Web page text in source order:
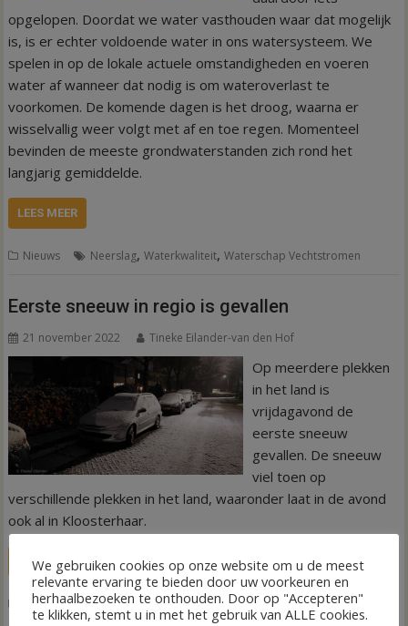
opgelopen. Doordat we water vasthouden waar dat mogelijk
is, is er echter voldoende water in ons watersysteem. We
spelen in op de lokale actuele omstandigheden en voeren
water af wanneer dat nodig is om wateroverlast te
voorkomen. De komende dagen is het droog, waarna er
wisselvallig weer volgt met af en toe regen. Momenteel
bevinden de meeste grondwaterstanden zich rond het
langjarig gemiddelde.
LEES MEER
Nieuws Neerslag,Waterkwaliteit,Waterschap Vechtstromen
Eerste sneeuw in regio is gevallen
21 november 2022 Tineke Eilander-van den Hof
Op meerdere plekken
in het land is
vrijdagavond de
eerste sneeuw
gevallen. De sneeuw
viel toen op
verschillende plekken in het land, waaronder laat in de avond
ook al in Kloosterhaar.
LEES MEER
Nieuws Natte sneeuw,Neerslag,Sneeuw ,Winter
We gebruiken cookies op onze website om u de meest
relevante ervaring te bieden door uw voorkeuren en
herhaalbezoeken te onthouden. Door op "Accepteren"
te klikken, stemt u in met het gebruik van ALLE cookies.